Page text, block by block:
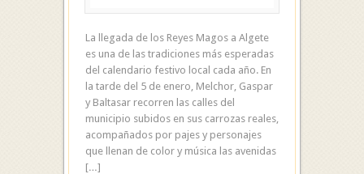
La llegada de los Reyes Magos a Algete
es una de las tradiciones más esperadas
del calendario festivo local cada año. En
la tarde del 5 de enero, Melchor, Gaspar
y Baltasar recorren las calles del
municipio subidos en sus carrozas reales,
acompañados por pajes y personajes
que llenan de color y música las avenidas
[…]